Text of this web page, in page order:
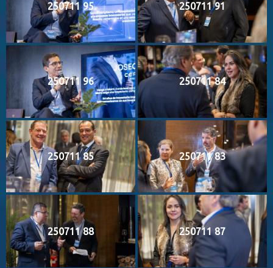
250711 95 250711 91
250711 96 250711 84
250711 85 250711 83
250711 88 250711 87